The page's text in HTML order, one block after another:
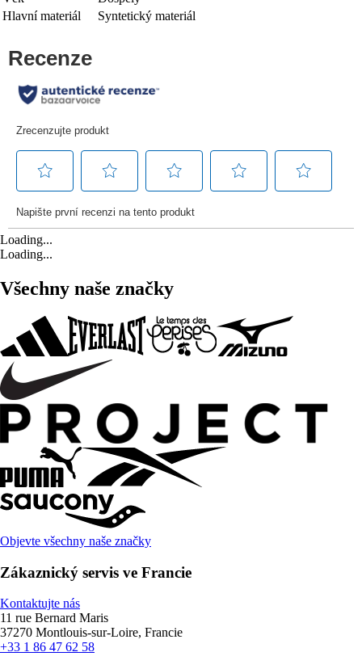
Hlavní materiál
Syntetický materiál
Loading...
Loading...
Všechny naše značky
Objevte všechny naše značky
Zákaznický servis ve Francie
Kontaktujte nás
11 rue Bernard Maris
37270 Montlouis-sur-Loire, Francie
+33 1 86 47 62 58